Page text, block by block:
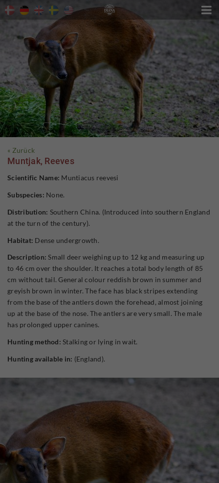

« Zurück
Muntjak, Reeves
Scientific Name: Muntiacus reevesi
Subspecies: None.
Distribution: Southern China. (Introduced into southern England
at the turn of the century).
Habitat: Dense undergrowth.
Description: Small deer weighing up to 12 kg and measuring up
to 46 cm over the shoulder. It reaches a total body length of 85
cm without tail. General colour reddish brown in summer and
greyish brown in winter. The face has black stripes extending
from the base of the antlers down the forehead, almost joining
up at the base of the nose. The antlers are very small. The male
has prolonged upper canines.
Hunting method: Stalking or lying in wait.
Hunting available in: (England).